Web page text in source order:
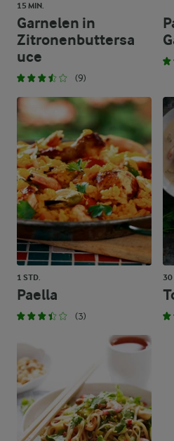
15 MIN.
Garnelen in
Zitronenbuttersa
uce
(9)
1 STD.
Paella
(3)
30